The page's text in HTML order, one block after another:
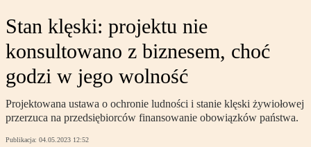
Stan klęski: projektu nie
konsultowano z biznesem, choć
godzi w jego wolność
Projektowana ustawa o ochronie ludności i stanie klęski żywiołowej
przerzuca na przedsiębiorców finansowanie obowiązków państwa.
Publikacja: 04.05.2023 12:52